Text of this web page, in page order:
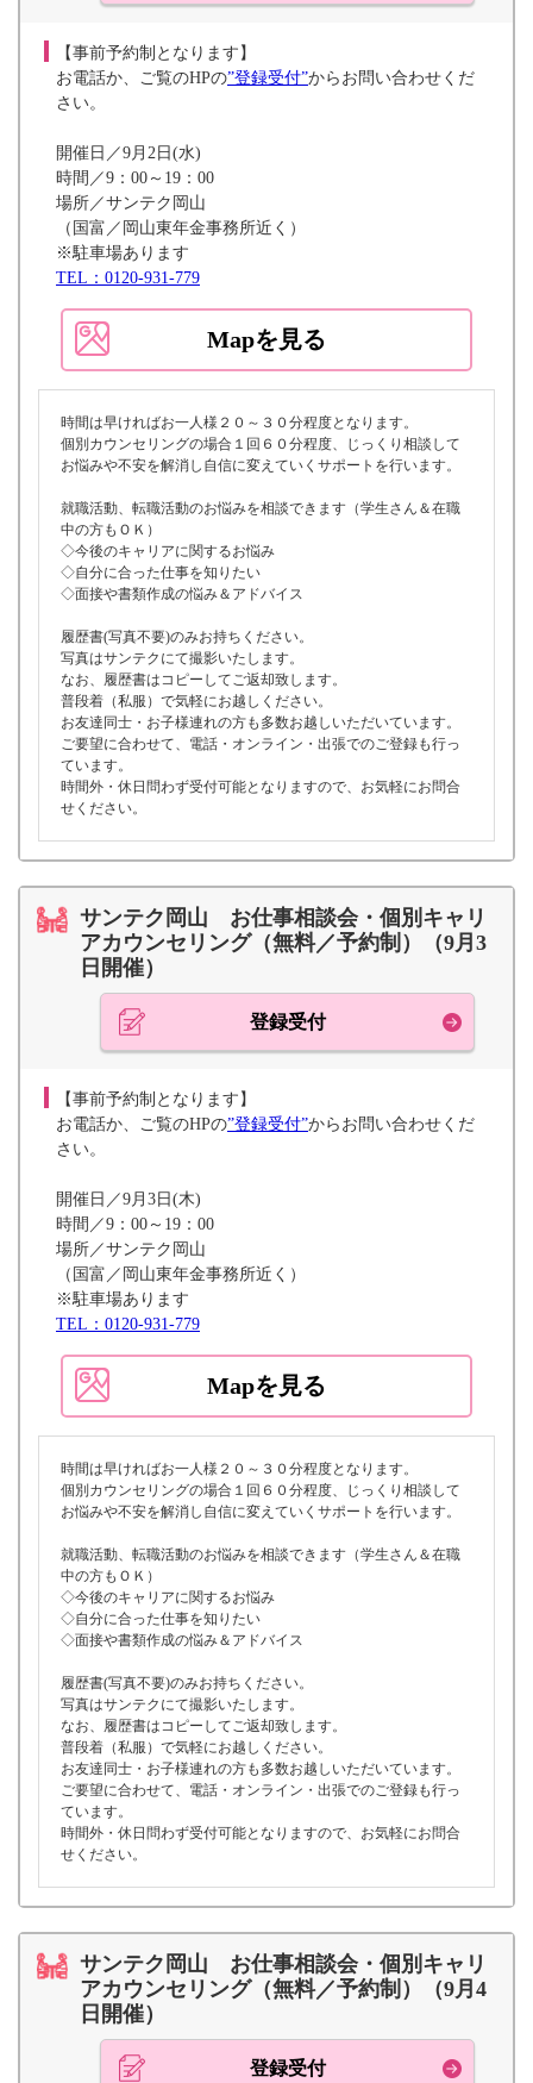
【事前予約制となります】
お電話か、ご覧のHPの”登録受付”からお問い合わせくだ
さい。
開催日／9月2日(水)
時間／9：00～19：00
場所／サンテク岡山
（国富／岡山東年金事務所近く）
※駐車場あります
TEL：0120-931-779
Mapを見る
時間は早ければお一人様２０～３０分程度となります。
個別カウンセリングの場合１回６０分程度、じっくり相談して
お悩みや不安を解消し自信に変えていくサポートを行います。
就職活動、転職活動のお悩みを相談できます（学生さん＆在職
中の方もＯＫ）
◇今後のキャリアに関するお悩み
◇自分に合った仕事を知りたい
◇面接や書類作成の悩み＆アドバイス
履歴書(写真不要)のみお持ちください。
写真はサンテクにて撮影いたします。
なお、履歴書はコピーしてご返却致します。
普段着（私服）で気軽にお越しください。
お友達同士・お子様連れの方も多数お越しいただいています。
ご要望に合わせて、電話・オンライン・出張でのご登録も行っ
ています。
時間外・休日問わず受付可能となりますので、お気軽にお問合
せください。
サンテク岡山 お仕事相談会・個別キャリ
アカウンセリング（無料／予約制）（9月3
日開催）
登録受付
【事前予約制となります】
お電話か、ご覧のHPの”登録受付”からお問い合わせくだ
さい。
開催日／9月3日(木)
時間／9：00～19：00
場所／サンテク岡山
（国富／岡山東年金事務所近く）
※駐車場あります
TEL：0120-931-779
Mapを見る
時間は早ければお一人様２０～３０分程度となります。
個別カウンセリングの場合１回６０分程度、じっくり相談して
お悩みや不安を解消し自信に変えていくサポートを行います。
就職活動、転職活動のお悩みを相談できます（学生さん＆在職
中の方もＯＫ）
◇今後のキャリアに関するお悩み
◇自分に合った仕事を知りたい
◇面接や書類作成の悩み＆アドバイス
履歴書(写真不要)のみお持ちください。
写真はサンテクにて撮影いたします。
なお、履歴書はコピーしてご返却致します。
普段着（私服）で気軽にお越しください。
お友達同士・お子様連れの方も多数お越しいただいています。
ご要望に合わせて、電話・オンライン・出張でのご登録も行っ
ています。
時間外・休日問わず受付可能となりますので、お気軽にお問合
せください。
サンテク岡山 お仕事相談会・個別キャリ
アカウンセリング（無料／予約制）（9月4
日開催）
登録受付